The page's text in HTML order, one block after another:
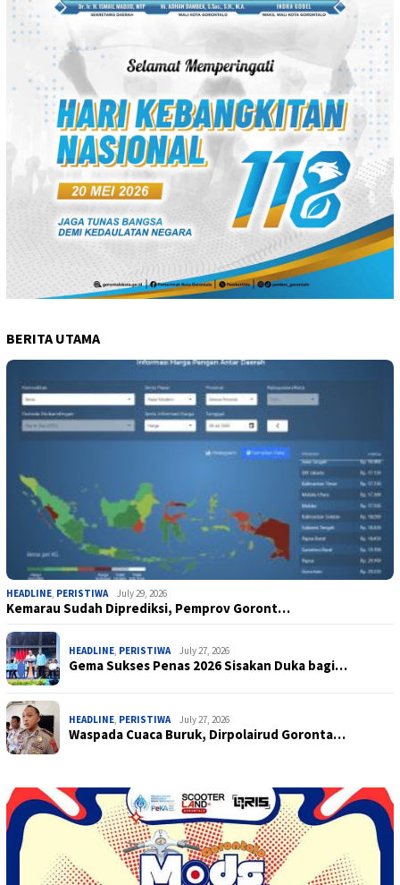
BERITA UTAMA
HEADLINE PERISTIWA July 29, 2026
Kemarau Sudah Diprediksi, Pemprov Goront…
HEADLINE PERISTIWA July 27, 2026
Gema Sukses Penas 2026 Sisakan Duka bagi…
HEADLINE PERISTIWA July 27, 2026
Waspada Cuaca Buruk, Dirpolairud Goronta…